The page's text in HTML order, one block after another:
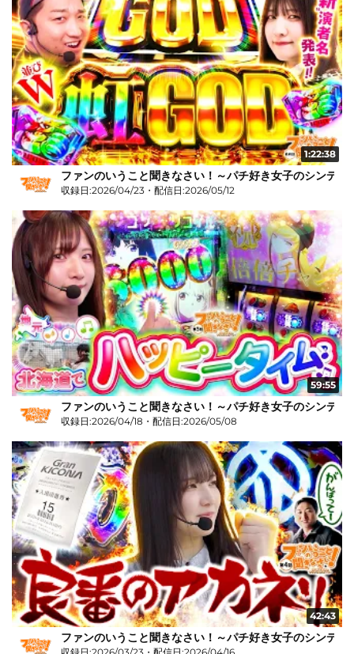
1:22:38
ファンのいうこと聞きなさい！～パチ好き女子のシンデ
収録日:2026/04/23・配信日:2026/05/12
59:55
ファンのいうこと聞きなさい！～パチ好き女子のシンデ
収録日:2026/04/18・配信日:2026/05/08
42:43
ファンのいうこと聞きなさい！～パチ好き女子のシンデ